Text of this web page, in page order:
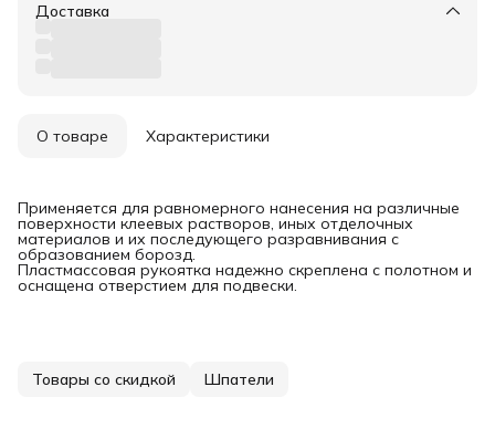
Удобный возврат
Доставка
О товаре Характеристики
Применяется для равномерного нанесения на различные
поверхности клеевых растворов, иных отделочных
материалов и их последующего разравнивания с
образованием борозд.
Пластмассовая рукоятка надежно скреплена с полотном и
оснащена отверстием для подвески.
Товары со скидкой Шпатели